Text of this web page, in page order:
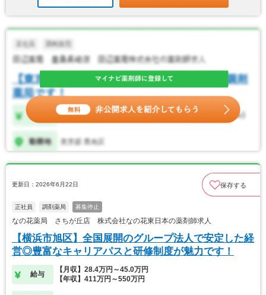
更新日：2026年6月22日 保存する
正社員 調剤薬局 募集停止
なの花薬局 さちが丘店 株式会社なの花東日本の薬剤師求人
【横浜市旭区】全国展開のグループ法人で安定した経
営◎豊富なキャリアパスと研修制度が魅力です！
給与
【月収】28.4万円～45.0万円
【年収】411万円～550万円